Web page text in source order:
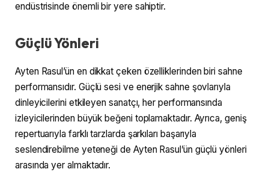
endüstrisinde önemli bir yere sahiptir.
Güçlü Yönleri
Ayten Rasul’ün en dikkat çeken özelliklerinden biri sahne
performansıdır. Güçlü sesi ve enerjik sahne şovlarıyla
dinleyicilerini etkileyen sanatçı, her performansında
izleyicilerinden büyük beğeni toplamaktadır. Ayrıca, geniş
repertuarıyla farklı tarzlarda şarkıları başarıyla
seslendirebilme yeteneği de Ayten Rasul’ün güçlü yönleri
arasında yer almaktadır.